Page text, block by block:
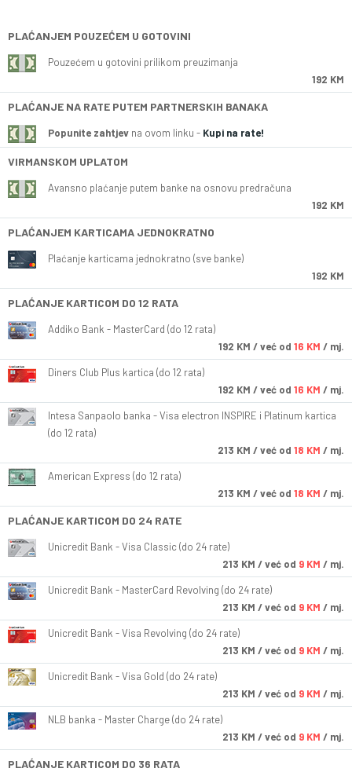
PLAĆANJEM POUZEĆEM U GOTOVINI
Pouzećem u gotovini prilikom preuzimanja
192 KM
PLAĆANJE NA RATE PUTEM PARTNERSKIH BANAKA
Popunite zahtjev na ovom linku - Kupi na rate!
VIRMANSKOM UPLATOM
Avansno plaćanje putem banke na osnovu predračuna
192 KM
PLAĆANJEM KARTICAMA JEDNOKRATNO
Plaćanje karticama jednokratno (sve banke)
192 KM
PLAĆANJE KARTICOM DO 12 RATA
Addiko Bank - MasterCard (do 12 rata)
192 KM / već od 16 KM / mj.
Diners Club Plus kartica (do 12 rata)
192 KM / već od 16 KM / mj.
Intesa Sanpaolo banka - Visa electron INSPIRE i Platinum kartica
(do 12 rata)
213 KM / već od 18 KM / mj.
American Express (do 12 rata)
213 KM / već od 18 KM / mj.
PLAĆANJE KARTICOM DO 24 RATE
Unicredit Bank - Visa Classic (do 24 rate)
213 KM / već od 9 KM / mj.
Unicredit Bank - MasterCard Revolving (do 24 rate)
213 KM / već od 9 KM / mj.
Unicredit Bank - Visa Revolving (do 24 rate)
213 KM / već od 9 KM / mj.
Unicredit Bank - Visa Gold (do 24 rate)
213 KM / već od 9 KM / mj.
NLB banka - Master Charge (do 24 rate)
213 KM / već od 9 KM / mj.
PLAĆANJE KARTICOM DO 36 RATA